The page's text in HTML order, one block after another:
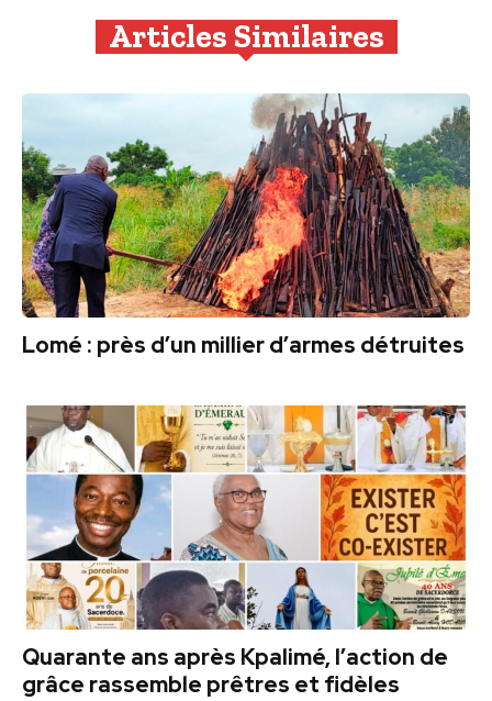
Articles Similaires
Lomé : près d’un millier d’armes détruites
Quarante ans après Kpalimé, l’action de
grâce rassemble prêtres et fidèles